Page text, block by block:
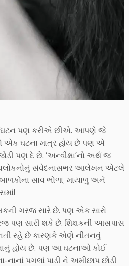
પણ કરીએ છીએ. આપણે જે
ઘટના માત્ર હોય છે પણ એ
પણ દે છે. ‘અન્વીક્ષા’નો અર્થ જ
સંવેદનાસભર આલેખન એટલે
સાવ ભોળા, માયાળુ અને
ગરજ સારે છે. પણ એક સારો
પણ સારી શકે છે. શિક્ષકની આસપાસ
રહે છે કારણકે એણે નીતનવું
હોય છે. પણ આ ઘટનાઓ કોઈ
નાનાં પગલાં પાડી ને અમીછાપ છોડી